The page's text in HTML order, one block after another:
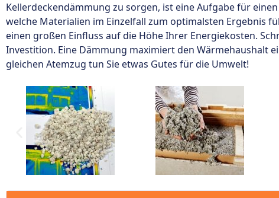
Kellerdeckendämmung zu sorgen, ist eine Aufgabe für
welche Materialien im Einzelfall zum optimalsten Ergebnis
einen großen Einfluss auf die Höhe Ihrer Energiekosten.
Investition. Eine Dämmung maximiert den Wärmehaushalt
gleichen Atemzug tun Sie etwas Gutes für die Umwelt!